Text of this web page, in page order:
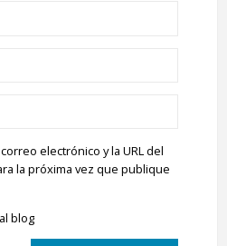
electrónico y la URL del
la próxima vez que publique
blog